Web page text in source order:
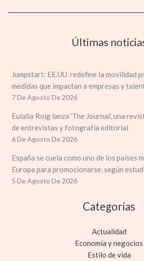
Últimas
Jumpstart: EE.UU. redefine la movilidad
medidas que impactan a empresas y
7 De Agosto De 2026
Eulalia Roig lanza ‘The Journal’, una
de entrevistas y fotografía editorial
6 De Agosto De 2026
España se cuela como uno de los países
Europa para promocionarse, según
5 De Agosto De 2026
Categorías
Actualidad
Economía y negocios
Estilo de vida